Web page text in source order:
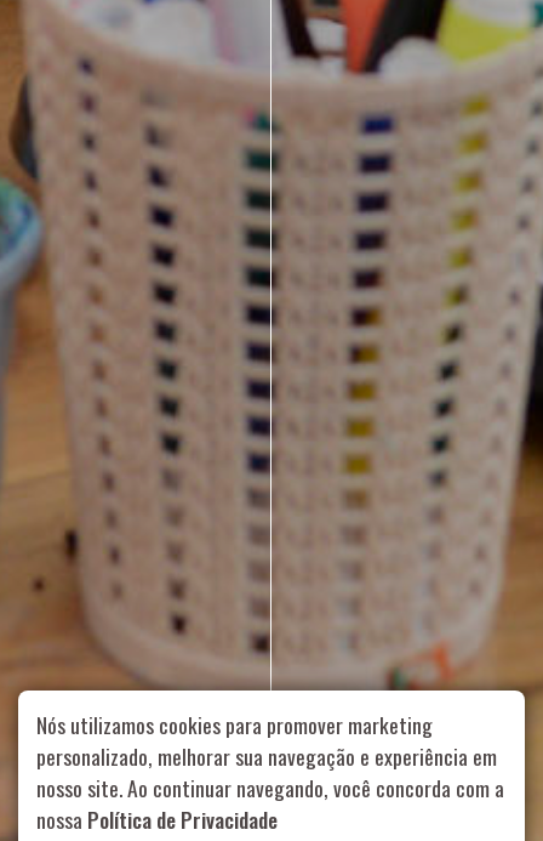
Rua Aurélia, 1714 – Vila Romana, São Paulo – SP | 55 11
99178-5848 | contato@nucleofood.com
Nós utilizamos cookies para promover marketing
personalizado, melhorar sua navegação e experiência em
nosso site. Ao continuar navegando, você concorda com a
nossa Política de Privacidade